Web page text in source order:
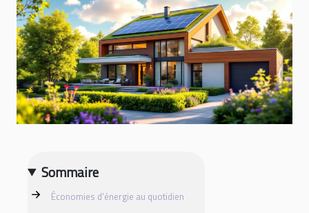
Sommaire
Économies d'énergie au quotidien